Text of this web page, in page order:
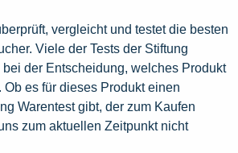
vergleicht und testet die besten
Viele der Tests der Stiftung
der Entscheidung, welches Produkt
es für dieses Produkt einen
Warentest gibt, der zum Kaufen
zum aktuellen Zeitpunkt nicht